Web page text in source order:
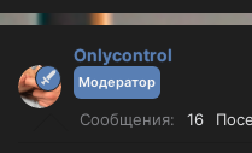
а
и
и
Onlycontrol
Модератор
Сообщения 16